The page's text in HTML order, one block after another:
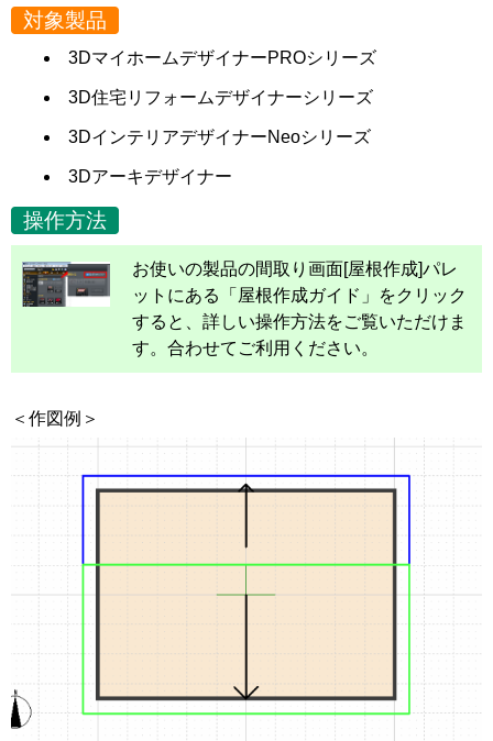
対象製品
3DマイホームデザイナーPROシリーズ
3D住宅リフォームデザイナーシリーズ
3DインテリアデザイナーNeoシリーズ
3Dアーキデザイナー
操作方法
お使いの製品の間取り画面[屋根作成]パレ
ットにある「屋根作成ガイド」をクリック
すると、詳しい操作方法をご覧いただけま
す。合わせてご利用ください。
＜作図例＞